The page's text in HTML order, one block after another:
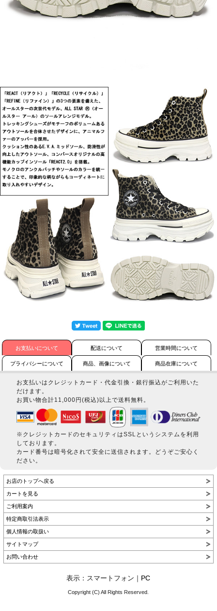
お支払いについて 配送について 営業時間について
プライバシーについて 商品、画像について 商品在庫について
お支払いはクレジットカード・代金引換・銀行振込がご利用いた
だけます。
お買い物合計11,000円(税込)以上で送料無料。
※クレジットカードのセキュリティはSSLというシステムを利用
しております。
カード番号は暗号化されて安全に送信されます。どうぞご安心く
ださい。
お店のトップへ戻る
カートを見る
ご利用案内
特定商取引法表示
個人情報の取扱い
サイトマップ
お問い合わせ
表示：スマートフォン｜ PC
Copyright (C) All Rights Reserved.